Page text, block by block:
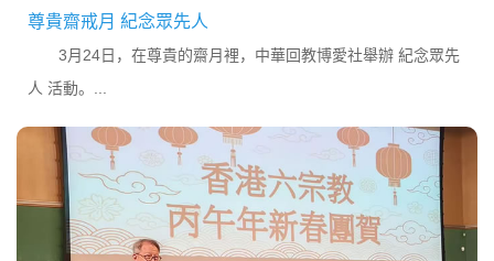
尊貴齋戒月 紀念眾先人
3月24日，在尊貴的齋月裡，中華回教博愛社舉辦 紀念眾先
人 活動。...